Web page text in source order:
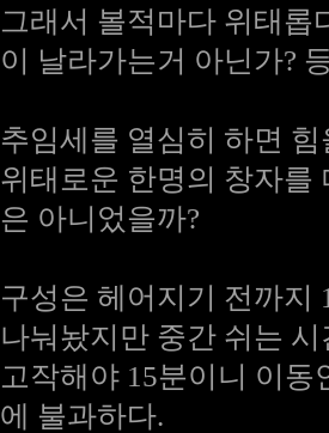
그래서 볼적마다 위태롭
이 날라가는거 아닌가?
추임세를 열심히 하면
위태로운 한명의 창자를
은 아니었을까?
구성은 헤어지기 전까지
나눠놨지만 중간 쉬는 시
고작해야 15분이니 이
에 불과하다.